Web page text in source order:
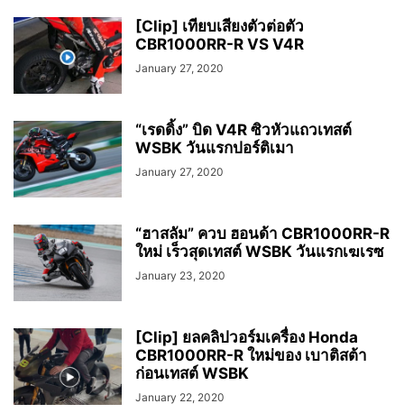
[Clip] เทียบเสียงตัวต่อตัว
CBR1000RR-R VS V4R
January 27, 2020
“เรดดิ้ง” บิด V4R ซิวหัวแถวเทสต์
WSBK วันแรกปอร์ติเมา
January 27, 2020
“ฮาสลัม” ควบ ฮอนด้า CBR1000RR-R
ใหม่ เร็วสุดเทสต์ WSBK วันแรกเฆเรซ
January 23, 2020
[Clip] ยลคลิปวอร์มเครื่อง Honda
CBR1000RR-R ใหม่ของ เบาติสต้า
ก่อนเทสต์ WSBK
January 22, 2020